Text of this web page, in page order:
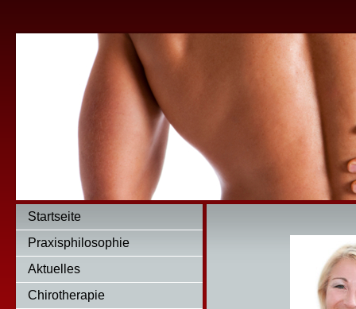
Praxis
030/
Startseite
Praxisphilosophie
Aktuelles
Chirotherapie